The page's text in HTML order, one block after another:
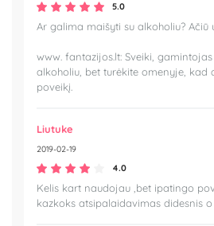
5.0
Ar galima maišyti su alkoholiu? Ačiū
www. fantazijos.lt: Sveiki,
alkoholiu, bet turėkite omenyje, kad
poveikį.
Liutuke
2019-02-19
4.0
Kelis kart naudojau ,bet ipatingo
kazkoks atsipalaidavimas didesnis